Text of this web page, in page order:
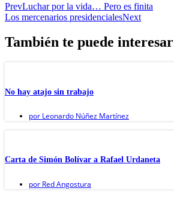
PrevLuchar por la vida… Pero es finita
Los mercenarios presidencialesNext
También te puede interesar
No hay atajo sin trabajo
por Leonardo Núñez Martínez
Carta de Simón Bolívar a Rafael Urdaneta
por Red Angostura